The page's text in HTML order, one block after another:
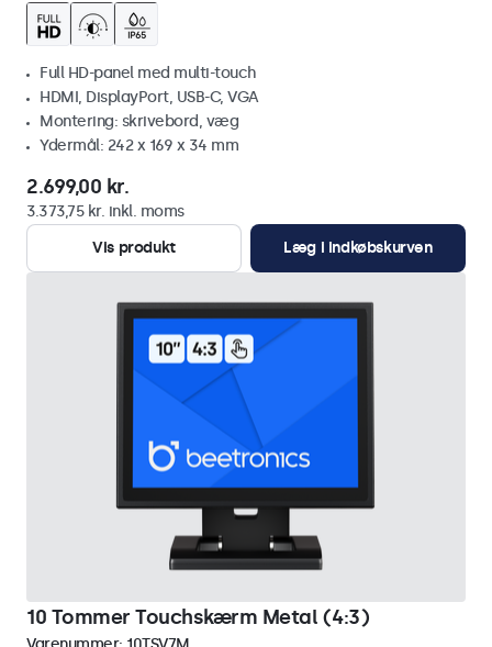
Full HD-panel med multi-touch
HDMI, DisplayPort, USB-C, VGA
Montering: skrivebord, væg
Ydermål: 242 x 169 x 34 mm
2.699,00 kr.
3.373,75 kr. inkl. moms
Vis produkt
Læg i indkøbskurven
10 Tommer Touchskærm Metal (4:3)